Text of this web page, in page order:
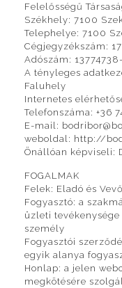
Felelősségű
Székhely: 7100
Telephelye: 7100
Cégjegyzékszám:
Adószám:
A tényleges
Faluhely
Internetes
Telefonszáma: +36
E-mail:
weboldal: http://
Önállóan képviseli:
FOGALMAK
Felek: Eladó és
Fogyasztó: a
üzleti
személy
Fogyasztói
egyik alanya
Honlap: a jelen
megkötésére